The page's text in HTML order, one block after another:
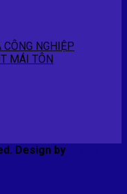
NGHIỆP
MÁI TÔN
Design by